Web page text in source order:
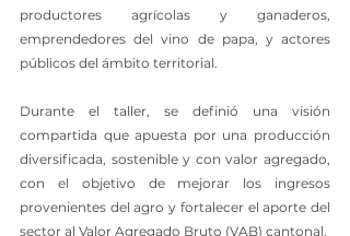
productores agrícolas y ganaderos,
emprendedores del vino de papa, y actores
públicos del ámbito territorial.
Durante el taller, se definió una visión
compartida que apuesta por una producción
diversificada, sostenible y con valor agregado,
con el objetivo de mejorar los ingresos
provenientes del agro y fortalecer el aporte del
sector al Valor Agregado Bruto (VAB) cantonal.